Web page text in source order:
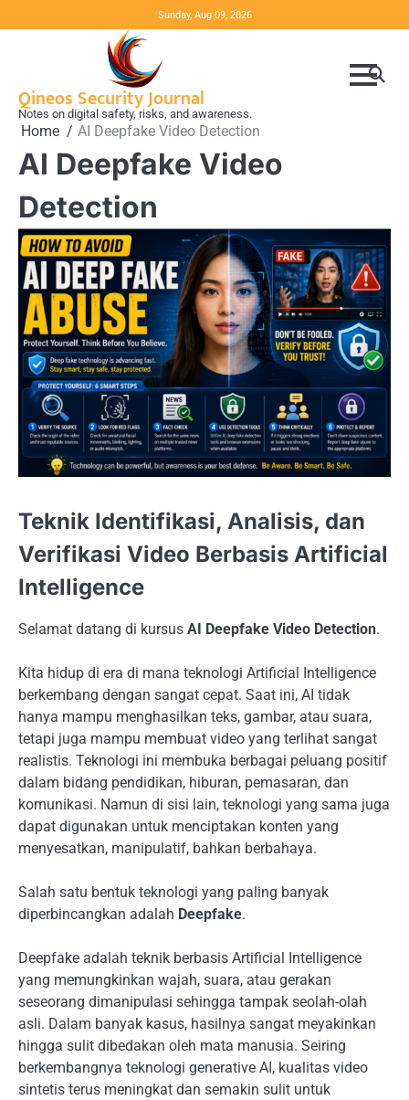
to
Sunday, Aug 09, 2026
Qineos Security Journal
Notes on digital safety, risks, and awareness.
Home AI Deepfake Video Detection
AI Deepfake Video
Detection
Teknik Identifikasi, Analisis, dan
Verifikasi Video Berbasis Artificial
Intelligence
Selamat datang di kursus AI Deepfake Video Detection.
Kita hidup di era di mana teknologi Artificial Intelligence
berkembang dengan sangat cepat. Saat ini, AI tidak
hanya mampu menghasilkan teks, gambar, atau suara,
tetapi juga mampu membuat video yang terlihat sangat
realistis. Teknologi ini membuka berbagai peluang positif
dalam bidang pendidikan, hiburan, pemasaran, dan
komunikasi. Namun di sisi lain, teknologi yang sama juga
dapat digunakan untuk menciptakan konten yang
menyesatkan, manipulatif, bahkan berbahaya.
Salah satu bentuk teknologi yang paling banyak
diperbincangkan adalah Deepfake.
Deepfake adalah teknik berbasis Artificial Intelligence
yang memungkinkan wajah, suara, atau gerakan
seseorang dimanipulasi sehingga tampak seolah-olah
asli. Dalam banyak kasus, hasilnya sangat meyakinkan
hingga sulit dibedakan oleh mata manusia. Seiring
berkembangnya teknologi generative AI, kualitas video
sintetis terus meningkat dan semakin sulit untuk